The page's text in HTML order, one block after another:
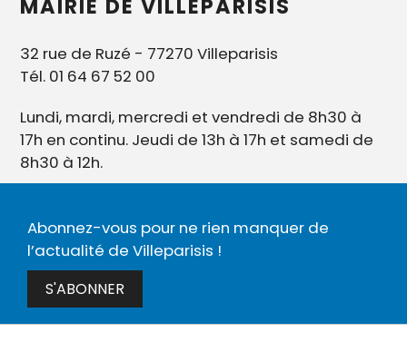
MAIRIE DE VILLEPARISIS
32 rue de Ruzé - 77270 Villeparisis
Tél. 01 64 67 52 00
Lundi, mardi, mercredi et vendredi de 8h30 à
17h en continu. Jeudi de 13h à 17h et samedi de
8h30 à 12h.
Abonnez-vous pour ne rien manquer de
l’actualité de Villeparisis !
S'ABONNER